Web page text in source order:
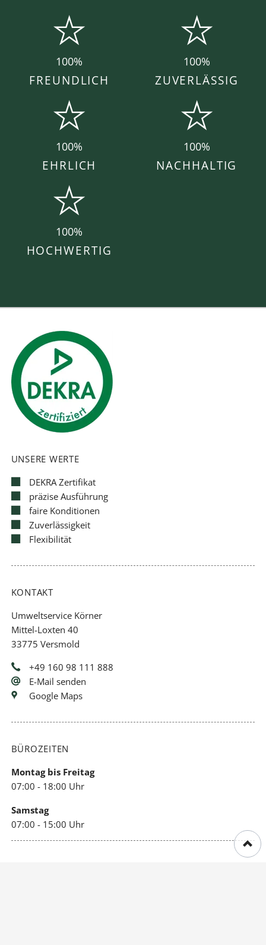
100%
FREUNDLICH
100%
ZUVERLÄSSIG
100%
EHRLICH
100%
NACHHALTIG
100%
HOCHWERTIG
UNSERE WERTE
DEKRA Zertifikat
präzise Ausführung
faire Konditionen
Zuverlässigkeit
Flexibilität
KONTAKT
Umweltservice Körner
Mittel-Loxten 40
33775 Versmold
+49 160 98 111 888
E-Mail senden
Google Maps
BÜROZEITEN
Montag bis Freitag
07:00 - 18:00 Uhr
Samstag
07:00 - 15:00 Uhr